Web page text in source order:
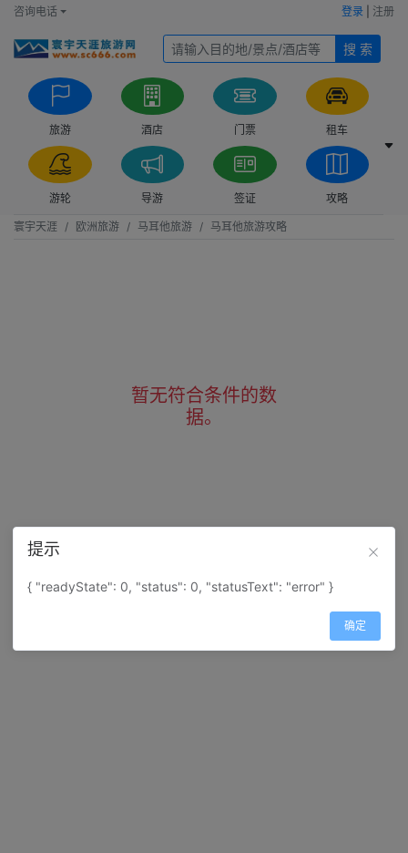
咨询电话 登录 注册
搜 索
旅游 酒店 门票 租车
游轮 导游 签证 攻略
寰宇天涯 欧洲旅游 马耳他旅游 马耳他旅游攻略
暂无符合条件的数
据。
提示
{ "readyState": 0, "status": 0, "statusText": "error" }
确定